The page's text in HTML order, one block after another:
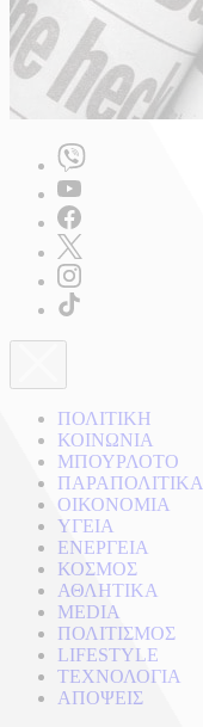
ΠΟΛΙΤΙΚΗ
ΚΟΙΝΩΝΙΑ
ΜΠΟΥΡΛΟΤΟ
ΠΑΡΑΠΟΛΙΤΙΚΑ
ΟΙΚΟΝΟΜΙΑ
ΥΓΕΙΑ
ΕΝΕΡΓΕΙΑ
ΚΟΣΜΟΣ
ΑΘΛΗΤΙΚΑ
MEDIA
ΠΟΛΙΤΙΣΜΟΣ
LIFESTYLE
ΤΕΧΝΟΛΟΓΙΑ
ΑΠΟΨΕΙΣ